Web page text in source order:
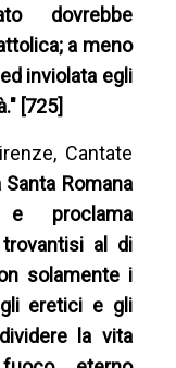
dovrebbe
a meno
inviolata egli
[725]
Cantate
Santa Romana
proclama
al di
solamente i
eretici e gli
la vita